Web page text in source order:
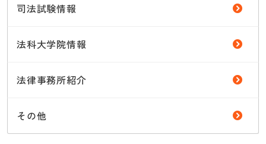
司法試験情報
法科大学院情報
法律事務所紹介
その他